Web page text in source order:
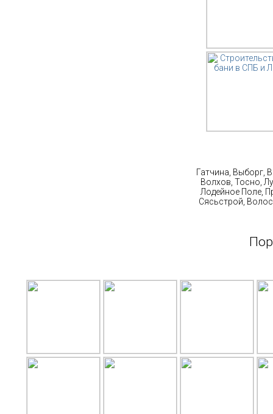
Гатчина, Выборг,
Волхов, Тосно,
Лодейное Поле,
Сясьстрой,